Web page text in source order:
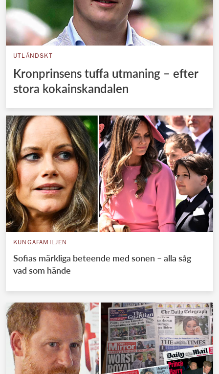
UTLÄNDSKT
Kronprinsens tuffa utmaning – efter
stora kokainskandalen
KUNGAFAMILJEN
Sofias märkliga beteende med sonen – alla såg
vad som hände